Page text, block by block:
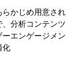
の提供です。
ードサマリ
かをダッシュ
かじめ用意され
分析コンテンツ
エンゲージメン
化